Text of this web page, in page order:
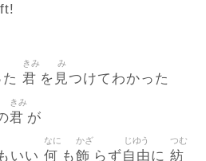
た 君
きみ
を 見
み
つけてわかった
君
きみ
が
いい 何
なに
も飾
かざ
らず 自由
じゆう
に 紡
つむ